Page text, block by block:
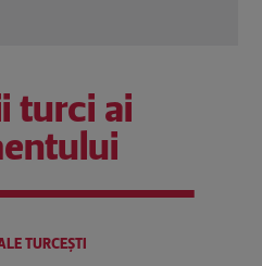
turci ai
TURCEŞTI